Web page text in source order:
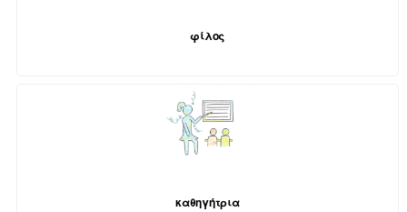
φίλος
καθηγήτρια